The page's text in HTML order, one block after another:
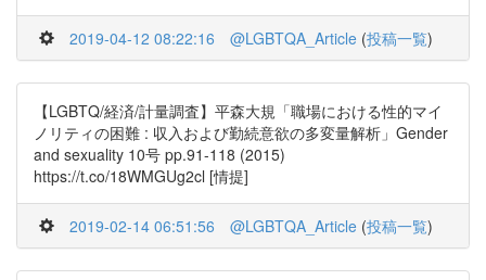
2019-04-12 08:22:16 @LGBTQA_Article (投稿一覧)
【LGBTQ/経済/計量調査】平森大規「職場における性的マイ
ノリティの困難 : 収入および勤続意欲の多変量解析」Gender
and sexuality 10号 pp.91-118 (2015)
https://t.co/18WMGUg2cl [情提]
2019-02-14 06:51:56 @LGBTQA_Article (投稿一覧)